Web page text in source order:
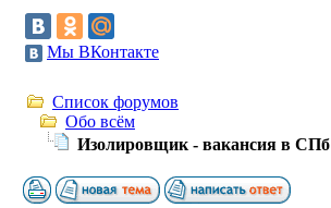
Мы ВКонтакте
Список форумов
Обо всём
Изолировщик - вакансия в СПб